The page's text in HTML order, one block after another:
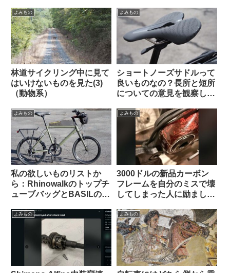
ク運んでみた
う？（海外掲示板から）
よみもの
林道サイクリング中に見て
はいけないものを見た(3)
（動物系）
よみもの
ショートノーズサドルって
良いものなの？長所と短所
についての意見を観察して
よみもの
私の欲しいものリストか
ら：Rhinowalkのトップチ
ューブバッグとBASILのポ
ア
よみもの
3000ドルの新品カーボン
フレームを自分のミスで壊
してしまった人に励ましの
板から）
よみもの よみもの